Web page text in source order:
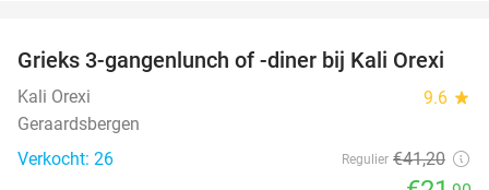
47%
Grieks 3-gangenlunch of -diner bij Kali Orexi
Kali Orexi 9.6 star
Geraardsbergen
Verkocht: 26
Regulier €41,20